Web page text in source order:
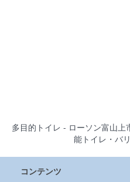
多目的トイレ - ローソン富山
能トイレ・バ
コンテンツ